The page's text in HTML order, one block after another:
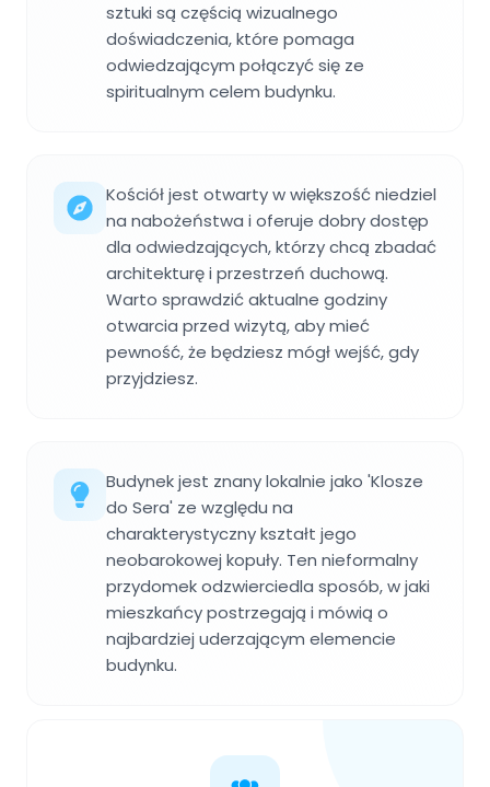
sztuki są częścią wizualnego
doświadczenia, które pomaga
odwiedzającym połączyć się ze
spiritualnym celem budynku.
Kościół jest otwarty w większość niedziel
na nabożeństwa i oferuje dobry dostęp
dla odwiedzających, którzy chcą zbadać
architekturę i przestrzeń duchową.
Warto sprawdzić aktualne godziny
otwarcia przed wizytą, aby mieć
pewność, że będziesz mógł wejść, gdy
przyjdziesz.
Budynek jest znany lokalnie jako 'Klosze
do Sera' ze względu na
charakterystyczny kształt jego
neobarokowej kopuły. Ten nieformalny
przydomek odzwierciedla sposób, w jaki
mieszkańcy postrzegają i mówią o
najbardziej uderzającym elemencie
budynku.